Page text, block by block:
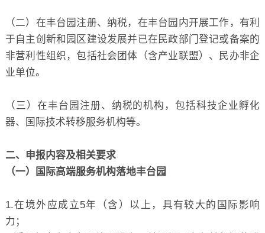
（二）在丰台园注册、纳税，在丰台园内开展工作，有利
于自主创新和园区建设发展并已在民政部门登记或备案的
非营利性组织，包括社会团体（含产业联盟）、民办非企
业单位。
（三）在丰台园注册、纳税的机构，包括科技企业孵化
器、国际技术转移服务机构等。
二、申报内容及相关要求
（一）国际高端服务机构落地丰台园
1.在境外应成立5年（含）以上，具有较大的国际影响
力；